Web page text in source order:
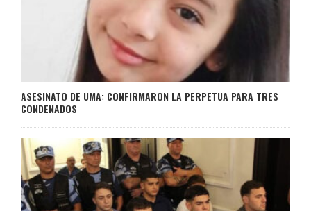
ASESINATO DE UMA: CONFIRMARON LA PERPETUA PARA TRES
CONDENADOS